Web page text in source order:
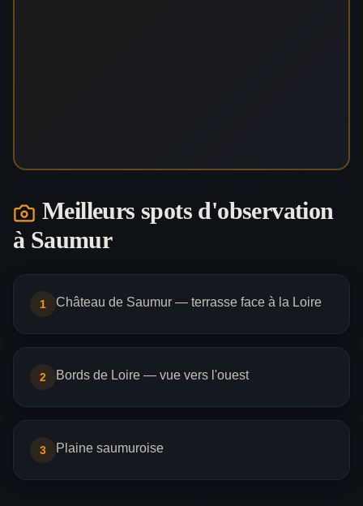
Meilleurs spots d'observation
à Saumur
1 Château de Saumur — terrasse face à la Loire
2 Bords de Loire — vue vers l'ouest
3 Plaine saumuroise